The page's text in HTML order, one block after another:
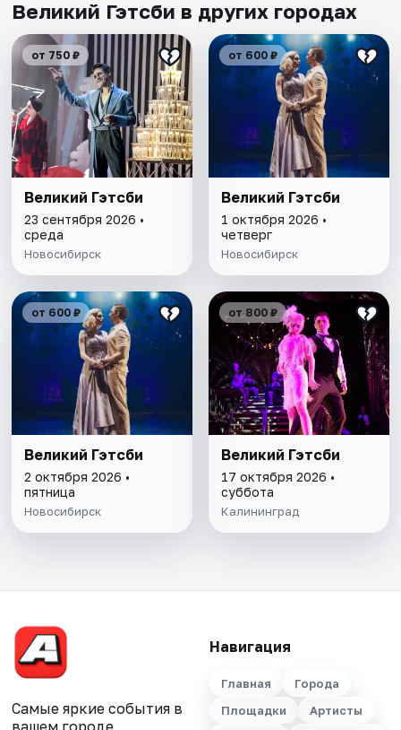
Великий Гэтсби в других городах
от 750 ₽
Великий Гэтсби
23 сентября 2026 •
среда
Новосибирск
от 600 ₽
Великий Гэтсби
1 октября 2026 •
четверг
Новосибирск
от 600 ₽
Великий Гэтсби
2 октября 2026 •
пятница
Новосибирск
от 800 ₽
Великий Гэтсби
17 октября 2026 •
суббота
Калининград
Самые яркие события в
вашем городе.
Навигация
Главная
Города
Площадки
Артисты